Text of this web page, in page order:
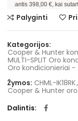
398,00€, kai sutartis
Palyginti
Kategorijos:
Cooper & Hunter
MULTI-SPLIT Oro
Oro kondicionieriai -
Žymos: CHML-IK18RK,
Cooper & Hunter
Dalintis